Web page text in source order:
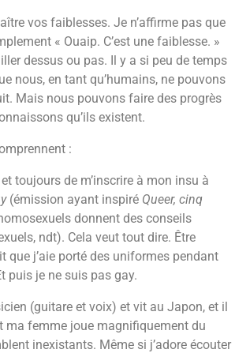
vos faiblesses. Je n’affirme pas que
« Ouaip. C’est une faiblesse. »
dessus ou pas. Il y a si peu de temps
nous, en tant qu’humains, ne pouvons
Mais nous pouvons faire des progrès
qu’ils existent.
:
toujours de m’inscrire à mon insu à
(émission ayant inspiré Queer, cinq
donnent des conseils
ndt). Cela veut tout dire. Être
que j’aie porté des uniformes pendant
puis je ne suis pas gay.
(guitare et voix) et vit au Japon, et il
ma femme joue magnifiquement du
inexistants. Même si j’adore écouter